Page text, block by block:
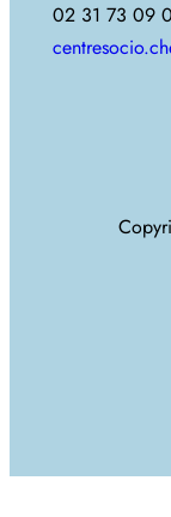
02 31 73 09